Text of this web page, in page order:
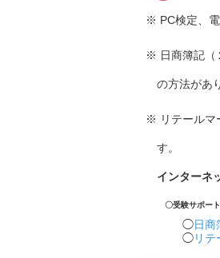
※ PC検定、
※ 日商簿記（
の方法があ
※ リテールマ
す。
インターネ
〇受験サポー
日商
リ